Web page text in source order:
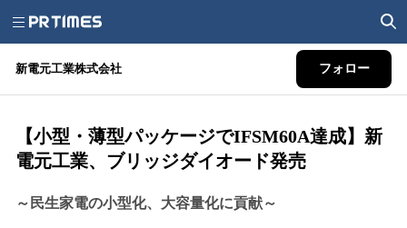
新電元工業株式会社 フォロー
【小型・薄型パッケージでIFSM60A達成】新
電元工業、ブリッジダイオード発売
～民生家電の小型化、大容量化に貢献～